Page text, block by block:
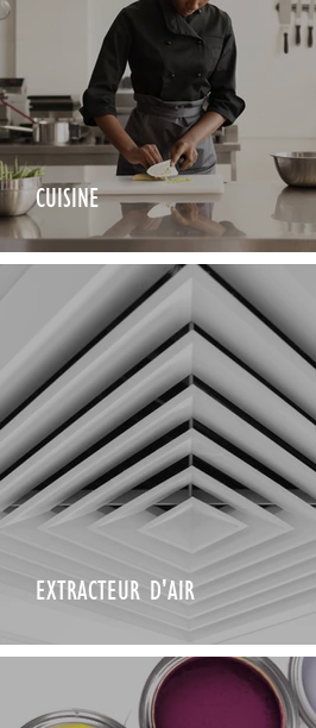
CUISINE
EXTRACTEUR D'AIR